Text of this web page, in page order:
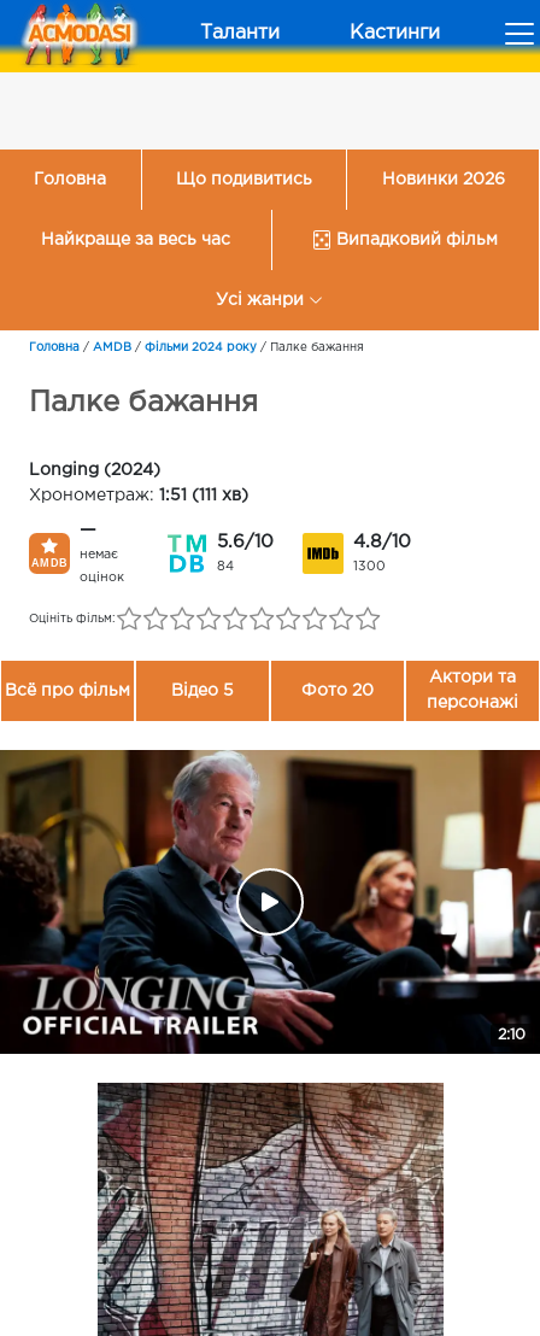
Таланти Кастинги
Головна Що подивитись Новинки 2026
Найкраще за весь час Випадковий фільм
Усі жанри
Головна / AMDB / Фільми 2024 року / Палке бажання
Палке бажання
Longing (2024)
Хронометраж: 1:51 (111 хв)
—
немає
оцінок
5.6/10
84
4.8/10
1300
Оцініть фільм:
Всё про фільм Відео 5 Фото 20
Актори та
персонажі
2:10